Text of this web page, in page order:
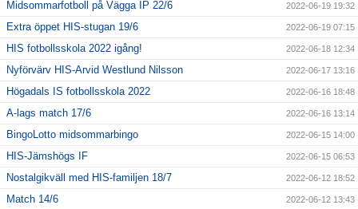
Midsommarfotboll på Vägga IP 22/6 2022-06-19 19:32
Extra öppet HIS-stugan 19/6 2022-06-19 07:15
HIS fotbollsskola 2022 igång! 2022-06-18 12:34
Nyförvärv HIS-Arvid Westlund Nilsson 2022-06-17 13:16
Högadals IS fotbollsskola 2022 2022-06-16 18:48
A-lags match 17/6 2022-06-16 13:14
BingoLotto midsommarbingo 2022-06-15 14:00
HIS-Jämshögs IF 2022-06-15 06:53
Nostalgikväll med HIS-familjen 18/7 2022-06-12 18:52
Match 14/6 2022-06-12 13:43